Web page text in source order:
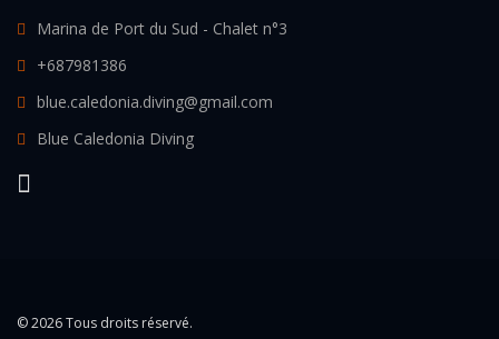
Marina de Port du Sud - Chalet n°3
+687981386
blue.caledonia.diving@gmail.com
Blue Caledonia Diving
© 2026 Tous droits réservé.